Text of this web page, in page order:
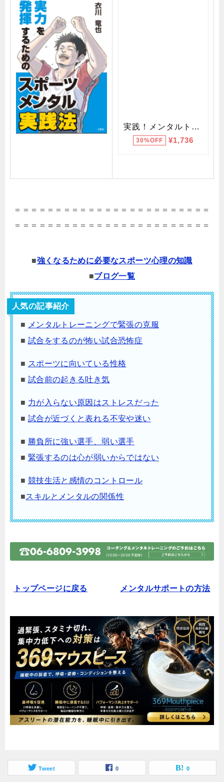
＝＝＝＝＝＝＝＝＝＝＝＝＝＝＝＝＝＝＝＝＝＝＝＝
＝＝＝＝＝＝＝＝＝＝＝＝＝＝＝＝＝＝＝＝＝＝＝＝
■強くなるために必要なスポーツ心理の知識
■ブログ一覧
人気の記事紹介
■ メンタルトレーニングで緊張の克服
■ 試合をするのが怖い試合恐怖症
■ スポーツに向いている性格
■ 試合前の起きる吐き気
■ 力が入らない原因はストレスだった
■ 試合が近づくと表れる不安や迷い
■ 勝負所に強い選手、弱い選手
■ 緊張するのは心が弱いからではない
■ 競技生活と感情のコントロール
■スキルとメンタルの関係性
トップページに戻る メンタルサポートの方法
Tweet 0 0